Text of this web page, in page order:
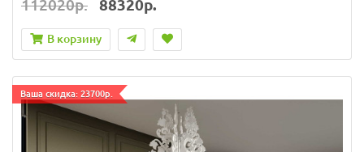
112020р. 88320р.
В корзину
Ваша скидка: 23700р.